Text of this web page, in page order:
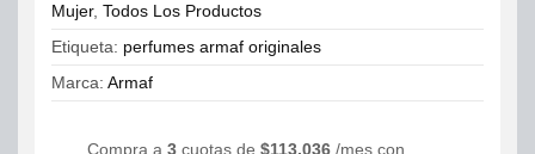
Mujer, Todos Los Productos
Etiqueta: perfumes armaf originales
Marca: Armaf
Compra a 3 cuotas de $113,036 /mes con